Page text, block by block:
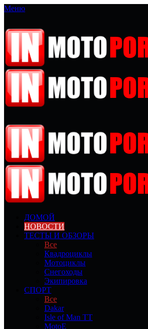
Меню
ДОМОЙ
НОВОСТИ
ТЕСТЫ И ОБЗОРЫ
Все
Квадроциклы
Мотоциклы
Снегоходы
Экипировка
СПОРТ
Все
Dakar
Isle of Man TT
MotoE